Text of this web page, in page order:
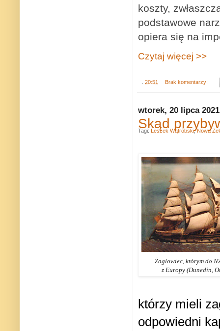
koszty,
podstawowe
opiera się na
Czytaj więcej >>
20:51 Brak komentarzy:
wtorek, 20 lipca 2021
Skąd
Żaglowiec, którym do
z Europy (Dunedin,
którzy mieli
odpowiedni
Tagi: Leszek Wątróbski,Nowa